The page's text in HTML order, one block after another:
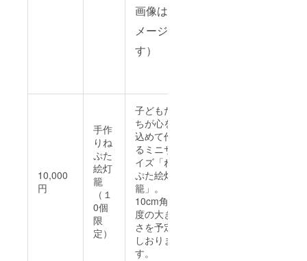
画像はイ
メージで
す）
10,000
円
手作
りね
ぷた
絵灯
籠
（１
0個
限
定）
子どもた
ちが心を
込めて作
るミニサ
イズ「ね
ぷた絵灯
籠」。
10cm角程
度の大き
さを予定
しおりま
す。